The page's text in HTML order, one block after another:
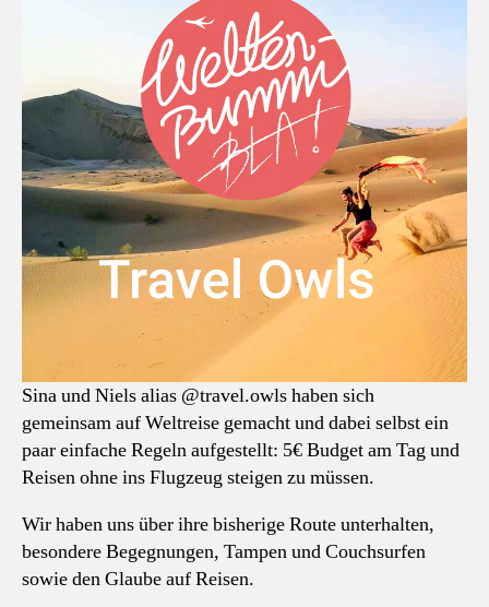
Sina und Niels alias @travel.owls haben sich
gemeinsam auf Weltreise gemacht und dabei selbst ein
paar einfache Regeln aufgestellt: 5€ Budget am Tag und
Reisen ohne ins Flugzeug steigen zu müssen.
Wir haben uns über ihre bisherige Route unterhalten,
besondere Begegnungen, Tampen und Couchsurfen
sowie den Glaube auf Reisen.